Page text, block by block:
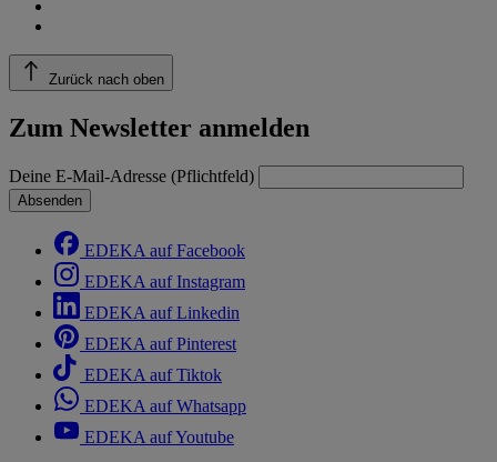
Zurück nach oben
Zum Newsletter anmelden
Deine E-Mail-Adresse (Pflichtfeld)
Absenden
EDEKA auf Facebook
EDEKA auf Instagram
EDEKA auf Linkedin
EDEKA auf Pinterest
EDEKA auf Tiktok
EDEKA auf Whatsapp
EDEKA auf Youtube